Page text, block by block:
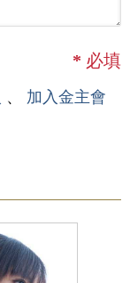
* 必填
、 加入金主會